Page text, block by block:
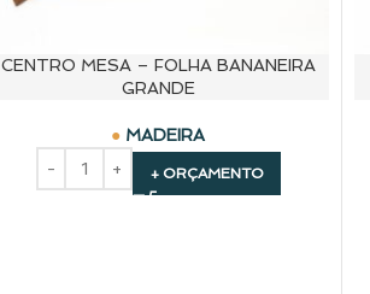
CENTRO MESA – FOLHA BANANEIRA
GRANDE
MADEIRA
+ ORÇAMENTO